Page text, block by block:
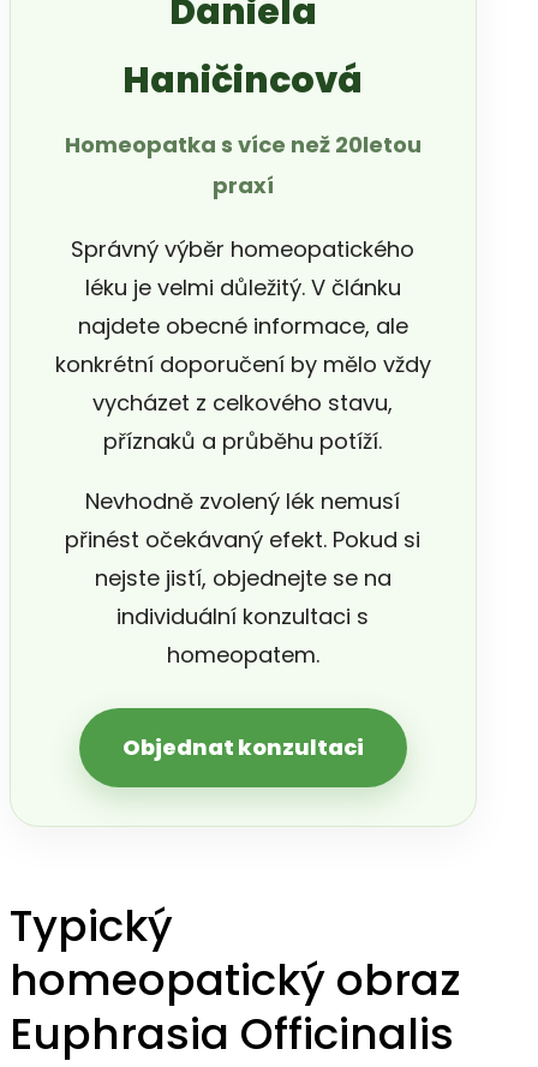
Daniela
Haničincová
Homeopatka s více než 20letou
praxí
Správný výběr homeopatického
léku je velmi důležitý. V článku
najdete obecné informace, ale
konkrétní doporučení by mělo vždy
vycházet z celkového stavu,
příznaků a průběhu potíží.
Nevhodně zvolený lék nemusí
přinést očekávaný efekt. Pokud si
nejste jistí, objednejte se na
individuální konzultaci s
homeopatem.
Objednat konzultaci
Typický
homeopatický obraz
Euphrasia Officinalis